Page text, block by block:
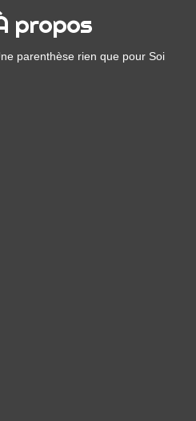
propos
parenthèse rien que pour Soi